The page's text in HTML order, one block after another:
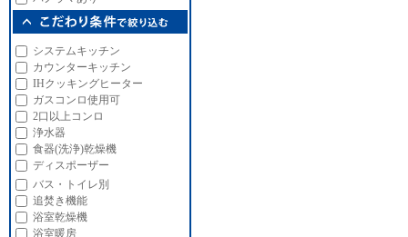
システムキッチン
カウンターキッチン
IHクッキングヒーター
ガスコンロ使用可
2口以上コンロ
浄水器
食器(洗浄)乾燥機
ディスポーザー
バス・トイレ別
追焚き機能
浴室乾燥機
浴室暖房